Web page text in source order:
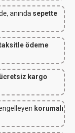
anında sepette
ödeme
ücretsiz kargo
korumalı